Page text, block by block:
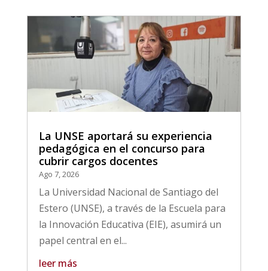
La UNSE aportará su experiencia
pedagógica en el concurso para
cubrir cargos docentes
Ago 7, 2026
La Universidad Nacional de Santiago del
Estero (UNSE), a través de la Escuela para
la Innovación Educativa (EIE), asumirá un
papel central en el...
leer más